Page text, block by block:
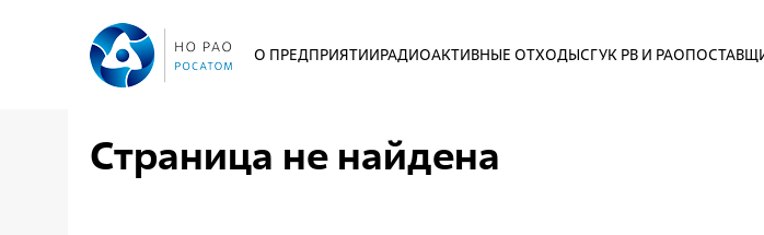
О ПРЕДПРИЯТИИРАДИОАКТИВНЫЕ ОТХОДЫСГУК РВ И РАО
Страница не найдена